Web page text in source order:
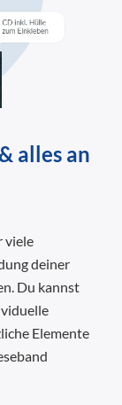
alles an
viele
deiner
Du kannst
Elemente